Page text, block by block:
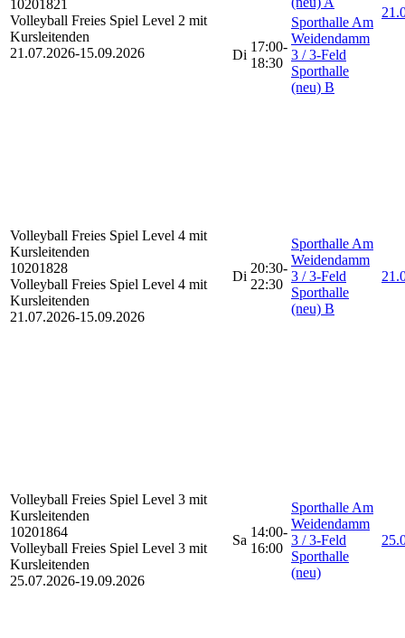
10201821
Volleyball Freies Spiel Level 2 mit
Kursleitenden
21.07.2026-15.09.2026 Di
17:00-
18:30
Sporthalle Am
Weidendamm
3 / 3-Feld
Sporthalle
(neu) B
Volleyball Freies Spiel Level 4 mit
Kursleitenden
10201828
Volleyball Freies Spiel Level 4 mit
Kursleitenden
21.07.2026-15.09.2026
Di
20:30-
22:30
Sporthalle Am
Weidendamm
3 / 3-Feld
Sporthalle
(neu) B
Volleyball Freies Spiel Level 3 mit
Kursleitenden
10201864
Volleyball Freies Spiel Level 3 mit
Kursleitenden
25.07.2026-19.09.2026
Sa
14:00-
16:00
Sporthalle Am
Weidendamm
3 / 3-Feld
Sporthalle
(neu)